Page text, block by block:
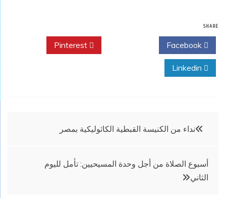
SHARE
تصفّح
المقالات
نداء من الكنيسة القبطية الكاثوليكية بمصر
أسبوع الصلاة من أجل وحدة المسيحيين: تأمل لليوم
الثاني